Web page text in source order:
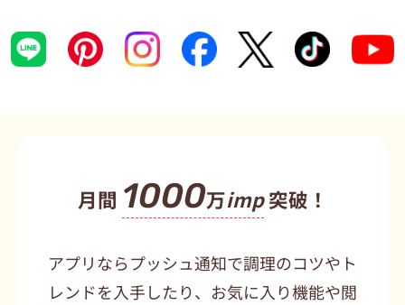
月間 1000万imp突破！
アプリならプッシュ通知で調理のコツやト
レンドを入手したり、お気に入り機能や閲